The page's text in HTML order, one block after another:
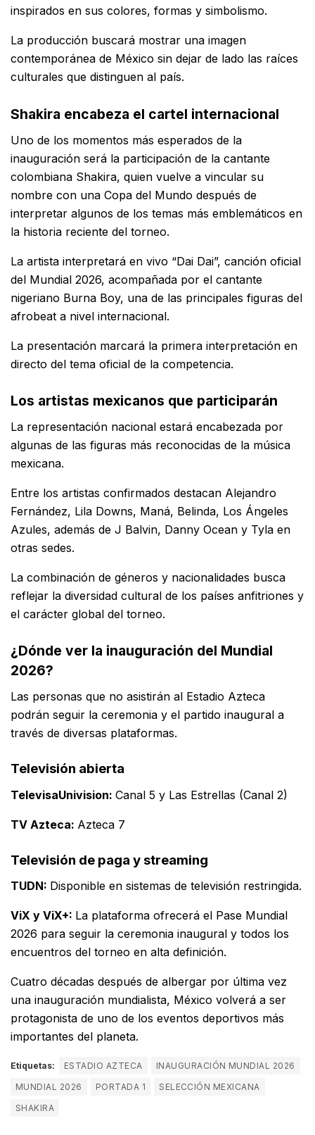
inspirados en sus colores, formas y simbolismo.
La producción buscará mostrar una imagen
contemporánea de México sin dejar de lado las raíces
culturales que distinguen al país.
Shakira encabeza el cartel internacional
Uno de los momentos más esperados de la
inauguración será la participación de la cantante
colombiana Shakira, quien vuelve a vincular su
nombre con una Copa del Mundo después de
interpretar algunos de los temas más emblemáticos en
la historia reciente del torneo.
La artista interpretará en vivo “Dai Dai”, canción oficial
del Mundial 2026, acompañada por el cantante
nigeriano Burna Boy, una de las principales figuras del
afrobeat a nivel internacional.
La presentación marcará la primera interpretación en
directo del tema oficial de la competencia.
Los artistas mexicanos que participarán
La representación nacional estará encabezada por
algunas de las figuras más reconocidas de la música
mexicana.
Entre los artistas confirmados destacan Alejandro
Fernández, Lila Downs, Maná, Belinda, Los Ángeles
Azules, además de J Balvin, Danny Ocean y Tyla en
otras sedes.
La combinación de géneros y nacionalidades busca
reflejar la diversidad cultural de los países anfitriones y
el carácter global del torneo.
¿Dónde ver la inauguración del Mundial
2026?
Las personas que no asistirán al Estadio Azteca
podrán seguir la ceremonia y el partido inaugural a
través de diversas plataformas.
Televisión abierta
TelevisaUnivision: Canal 5 y Las Estrellas (Canal 2)
TV Azteca: Azteca 7
Televisión de paga y streaming
TUDN: Disponible en sistemas de televisión restringida.
ViX y ViX+: La plataforma ofrecerá el Pase Mundial
2026 para seguir la ceremonia inaugural y todos los
encuentros del torneo en alta definición.
Cuatro décadas después de albergar por última vez
una inauguración mundialista, México volverá a ser
protagonista de uno de los eventos deportivos más
importantes del planeta.
Etiquetas: ESTADIO AZTECA
INAUGURACIÓN MUNDIAL 2026
MUNDIAL 2026
PORTADA 1
SELECCIÓN MEXICANA
SHAKIRA